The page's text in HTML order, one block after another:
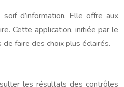
d’information. Elle offre aux
Cette application, initiée par le
faire des choix plus éclairés.
les résultats des contrôles